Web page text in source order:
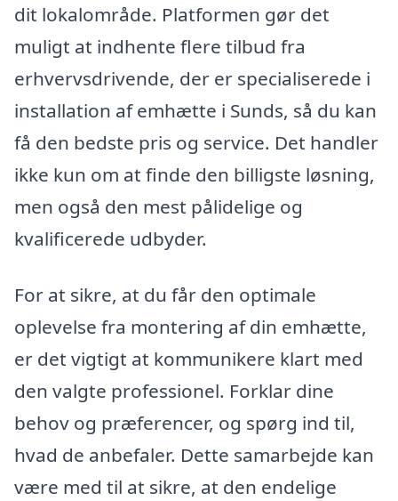
dit lokalområde. Platformen gør det
muligt at indhente flere tilbud fra
erhvervsdrivende, der er specialiserede i
installation af emhætte i Sunds, så du kan
få den bedste pris og service. Det handler
ikke kun om at finde den billigste løsning,
men også den mest pålidelige og
kvalificerede udbyder.
For at sikre, at du får den optimale
oplevelse fra montering af din emhætte,
er det vigtigt at kommunikere klart med
den valgte professionel. Forklar dine
behov og præferencer, og spørg ind til,
hvad de anbefaler. Dette samarbejde kan
være med til at sikre, at den endelige